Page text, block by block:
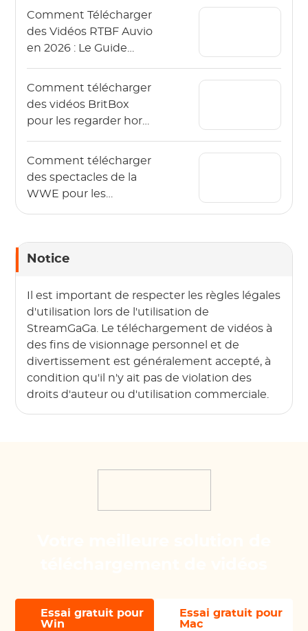
Comment Télécharger
des Vidéos RTBF Auvio
en 2026 : Le Guide
Comment télécharger
des vidéos BritBox
pour les regarder hors
Comment télécharger
des spectacles de la
WWE pour les
Notice
Il est important de respecter les règles légales
d'utilisation lors de l'utilisation de
StreamGaGa. Le téléchargement de vidéos à
des fins de visionnage personnel et de
divertissement est généralement accepté, à
condition qu'il n'y ait pas de violation des
droits d'auteur ou d'utilisation commerciale.
Essai gratuit pour
Win
Essai gratuit pour
Mac